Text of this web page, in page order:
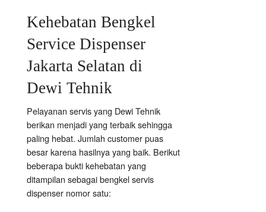
Kehebatan Bengkel
Service Dispenser
Jakarta Selatan di
Dewi Tehnik
Pelayanan servis yang Dewi Tehnik
berikan menjadi yang terbaik sehingga
paling hebat. Jumlah customer puas
besar karena hasilnya yang baik. Berikut
beberapa bukti kehebatan yang
ditampilan sebagai bengkel servis
dispenser nomor satu: